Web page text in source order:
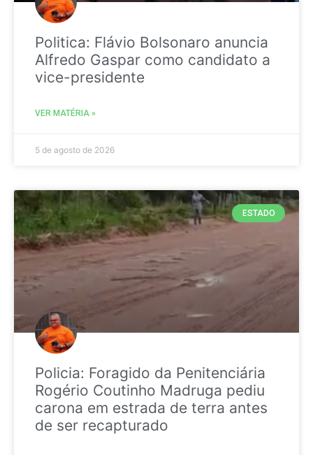
Politica: Flávio Bolsonaro anuncia
Alfredo Gaspar como candidato a
vice-presidente
VER MATÉRIA »
5 de agosto de 2026
ESTADO
Policia: Foragido da Penitenciária
Rogério Coutinho Madruga pediu
carona em estrada de terra antes
de ser recapturado